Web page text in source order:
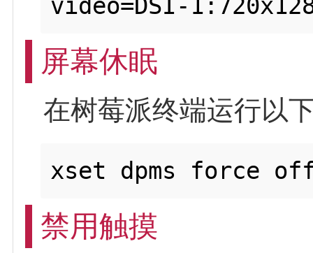
屏幕休眠
在树莓派终端运行以
禁用触摸